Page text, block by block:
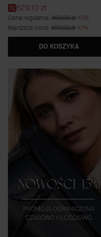
Cena promocyjna
629,10 zł
Cena regularna: 699,00 zł-10%
Najniższa cena: 699,00 zł-10%
DO KOSZYKA